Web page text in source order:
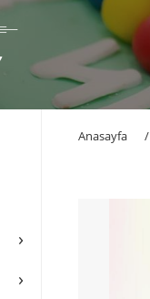
›
›
Anasayfa /